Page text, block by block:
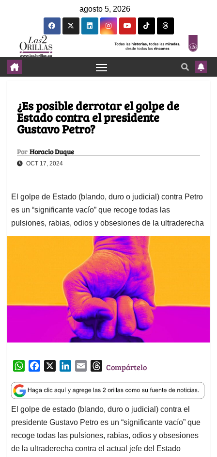
agosto 5, 2026
¿Es posible derrotar el golpe de
Estado contra el presidente
Gustavo Petro?
Por Horacio Duque
OCT 17, 2024
El golpe de Estado (blando, duro o judicial) contra Petro
es un “significante vacío” que recoge todas las
pulsiones, rabias, odios y obsesiones de la ultraderecha
W
a
t
s
A
p
p
c
e
b
o
o
k
n
k
e
d
I
n
a
i
l
T
r
e
a
d
s
Compártelo
El golpe de estado (blando, duro o judicial) contra el
presidente Gustavo Petro es un “significante vacío” que
recoge todas las pulsiones, rabias, odios y obsesiones
de la ultraderecha contra el actual jefe del Estado